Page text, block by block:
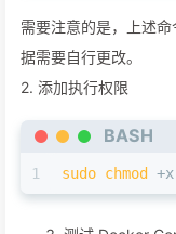
需要注意的是，上述
据需要自行更改。
2. 添加执行权限
BASH
1 sudo chmod